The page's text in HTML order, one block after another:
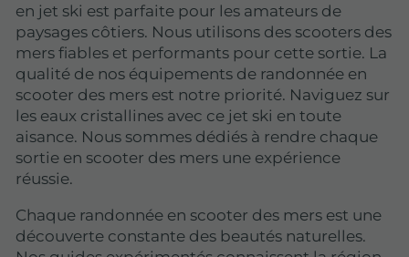
en jet ski est parfaite pour les amateurs de
paysages côtiers. Nous utilisons des scooters des
mers fiables et performants pour cette sortie. La
qualité de nos équipements de randonnée en
scooter des mers est notre priorité. Naviguez sur
les eaux cristallines avec ce jet ski en toute
aisance. Nous sommes dédiés à rendre chaque
sortie en scooter des mers une expérience
réussie.
Chaque randonnée en scooter des mers est une
découverte constante des beautés naturelles.